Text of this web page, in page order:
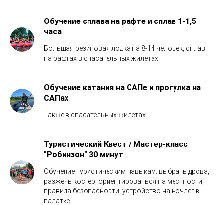
Обучение сплава на рафте и сплав 1-1,5
часа
Большая резиновая лодка на 8-14 человек, сплав
на рафтах в спасательных жилетах
Обучение катания на САПе и прогулка на
САПах
Также в спасательных жилетах
Туристический Квест / Мастер-класс
"Робинзон" 30 минут
Обучение туристическим навыкам: выбрать дрова,
разжечь костер, ориентироваться на местности,
правила безопасности, устройство на ночлег в
палатке